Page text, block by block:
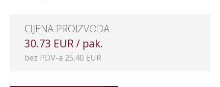
CIJENA PROIZVODA
30.73 EUR / pak.
bez PDV-a 25.40 EUR